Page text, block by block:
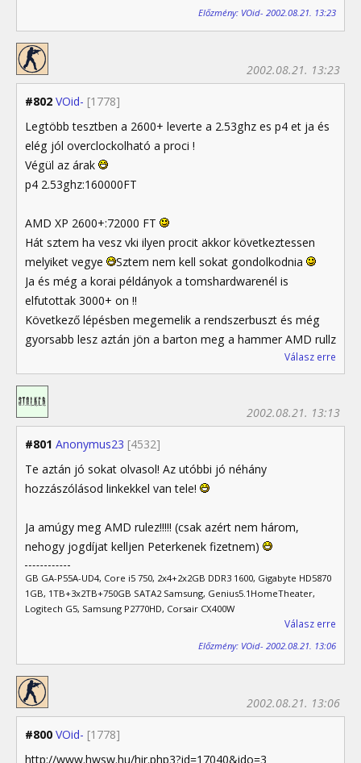
Előzmény: VOid- 2002.08.21. 13:23
#802 VOid- [1778]
2002.08.21. 13:23
Legtöbb tesztben a 2600+ leverte a 2.53ghz es p4 et ja és
elég jól overclockolható a proci !
Végül az árak
p4 2.53ghz:160000FT
AMD XP 2600+:72000 FT
Hát sztem ha vesz vki ilyen procit akkor következtessen
melyiket vegye
Sztem nem kell sokat gondolkodnia
Ja és még a korai példányok a tomshardwarenél is
elfutottak 3000+ on !!
Következő lépésben megemelik a rendszerbuszt és még
gyorsabb lesz aztán jön a barton meg a hammer AMD rullz
Válasz erre
#801 Anonymus23 [4532]
2002.08.21. 13:13
Te aztán jó sokat olvasol! Az utóbbi jó néhány
hozzászólásod linkekkel van tele!
Ja amúgy meg AMD rulez!!!!! (csak azért nem három,
nehogy jogdíjat kelljen Peterkenek fizetnem)
GB GA-P55A-UD4, Core i5 750, 2x4+2x2GB DDR3 1600, Gigabyte HD5870
1GB, 1TB+3x2TB+750GB SATA2 Samsung, Genius5.1HomeTheater,
Logitech G5, Samsung P2770HD, Corsair CX400W
Válasz erre
Előzmény: VOid- 2002.08.21. 13:06
#800 VOid- [1778]
2002.08.21. 13:06
http://www.hwsw.hu/hir.php3?id=17040&ido=3